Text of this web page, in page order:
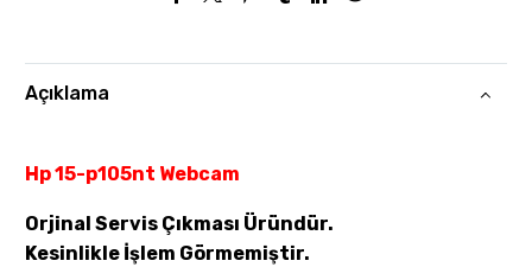
Açıklama
Hp 15-p105nt Webcam
Orjinal Servis Çıkması Üründür.
Kesinlikle İşlem Görmemiştir.